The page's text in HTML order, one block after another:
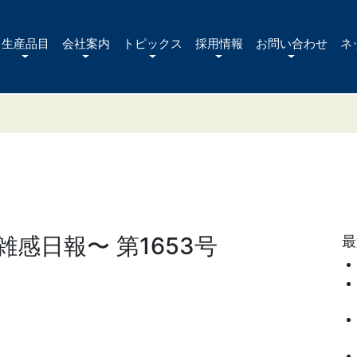
生産品目 会社案内 トピックス 採用情報 お問い合わせ ネ
感日報〜 第1653号